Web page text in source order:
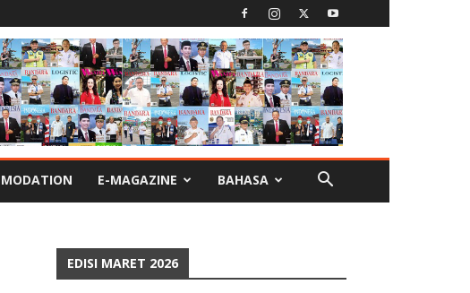
E-MAGAZINE BAHASA
EDISI MARET 2026